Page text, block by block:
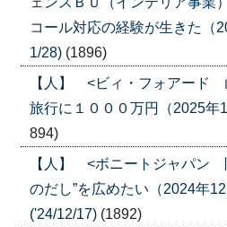
コール対応の経験が生きた（
1/28) (1896)
【人】 <ビィ・フォアード
旅行に１０００万円（2025年
894)
【人】 <ボニートジャパン
のだし”を広めたい（2024年
('24/12/17) (1892)